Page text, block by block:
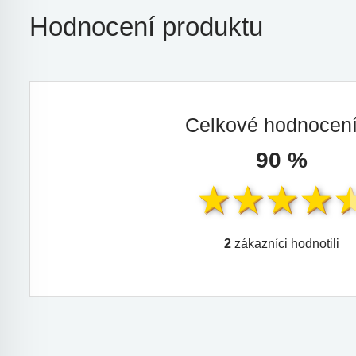
Hodnocení produktu
Celkové
90 %
2 zákazníci hodnotili